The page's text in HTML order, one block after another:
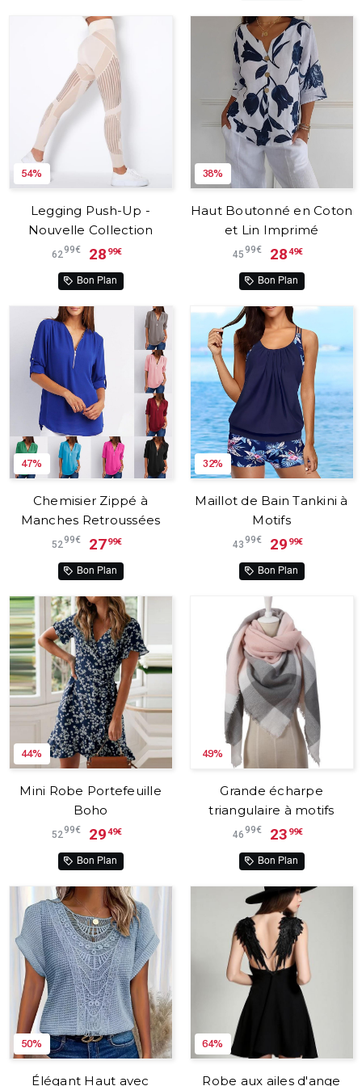
54%
Legging Push-Up -
Nouvelle Collection
6299€ 28 99€
Bon Plan
38%
Haut Boutonné en Coton
et Lin Imprimé
4599€ 2849€
Bon Plan
47%
Chemisier Zippé à
Manches Retroussées
5299€ 2799€
Bon Plan
32%
Maillot de Bain Tankini à
Motifs
4399€ 29 99€
Bon Plan
44%
Mini Robe Portefeuille
Boho
5299€ 2949€
Bon Plan
49%
Grande écharpe
triangulaire à motifs
4699€ 23 99€
Bon Plan
50%
Élégant Haut avec
64%
Robe aux ailes d'ange